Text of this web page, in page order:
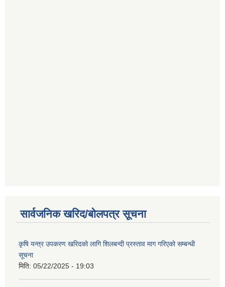
सार्वजनिक खरिद/बोलपत्र सूचना
कृषि यन्त्र उपकरण खरिदको लागि शिलबन्दी प्रस्ताव माग गरिएको सम्बन्धी
सूचना
मिति: 05/22/2025 - 19:03